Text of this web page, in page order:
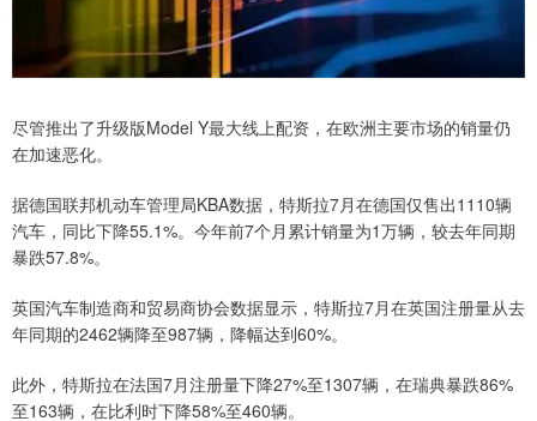
尽管推出了升级版Model Y最大线上配资，在欧洲主要市场的销量仍
在加速恶化。
据德国联邦机动车管理局KBA数据，特斯拉7月在德国仅售出1110辆
汽车，同比下降55.1%。今年前7个月累计销量为1万辆，较去年同期
暴跌57.8%。
英国汽车制造商和贸易商协会数据显示，特斯拉7月在英国注册量从去
年同期的2462辆降至987辆，降幅达到60%。
此外，特斯拉在法国7月注册量下降27%至1307辆，在瑞典暴跌86%
至163辆，在比利时下降58%至460辆。